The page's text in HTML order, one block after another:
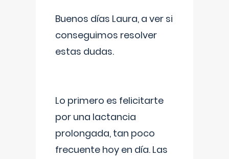
Buenos días Laura, a ver si
conseguimos resolver
estas dudas.
Lo primero es felicitarte
por una lactancia
prolongada, tan poco
frecuente hoy en día. Las